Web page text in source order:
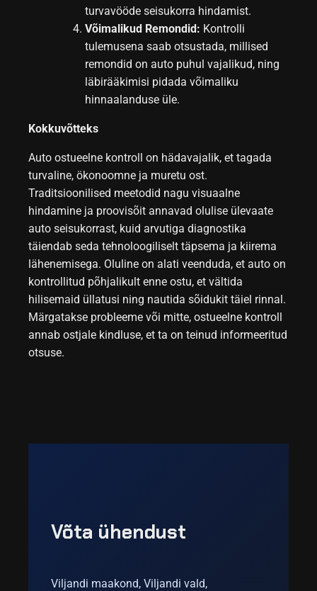
turvavööde seisukorra hindamist.
Võimalikud Remondid: Kontrolli
tulemusena saab otsustada, millised
remondid on auto puhul vajalikud, ning
läbirääkimisi pidada võimaliku
hinnaalanduse üle.
Kokkuvõtteks
Auto ostueelne kontroll on hädavajalik, et tagada
turvaline, ökonoomne ja muretu ost.
Traditsioonilised meetodid nagu visuaalne
hindamine ja proovisõit annavad olulise ülevaate
auto seisukorrast, kuid arvutiga diagnostika
täiendab seda tehnoloogiliselt täpsema ja kiirema
lähenemisega. Oluline on alati veenduda, et auto on
kontrollitud põhjalikult enne ostu, et vältida
hilisemaid üllatusi ning nautida sõidukit täiel rinnal.
Märgatakse probleeme või mitte, ostueelne kontroll
annab ostjale kindluse, et ta on teinud informeeritud
otsuse.
Võta ühendust
Viljandi maakond, Viljandi vald,